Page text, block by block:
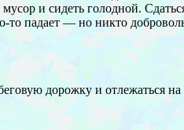
и сидеть голодной.
то падает — но никто
дорожку и отлежаться